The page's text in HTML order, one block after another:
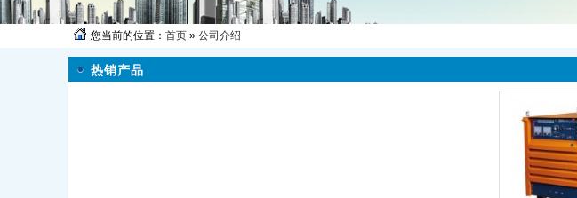
您当前的位置： 首页 » 公司介绍
热销产品